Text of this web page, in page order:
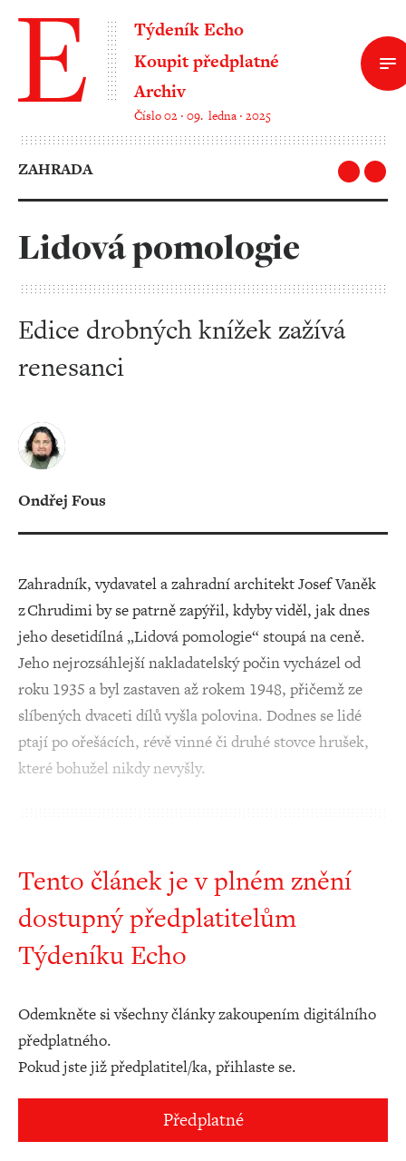
Týdeník Echo
Koupit předplatné
Archiv
Číslo 02 ‧ 09. ledna ‧ 2025
ZAHRADA
Lidová pomologie
Edice drobných knížek zažívá
renesanci
Ondřej Fous
Zahradník, vydavatel a zahradní architekt Josef Vaněk
z Chrudimi by se patrně zapýřil, kdyby viděl, jak dnes
jeho desetidílná „Lidová pomologie“ stoupá na ceně.
Jeho nejrozsáhlejší nakladatelský počin vycházel od
roku 1935 a byl zastaven až rokem 1948, přičemž ze
slíbených dvaceti dílů vyšla polovina. Dodnes se lidé
ptají po ořešácích, révě vinné či druhé stovce hrušek,
které bohužel nikdy nevyšly.
Tento článek je v plném znění
dostupný předplatitelům
Týdeníku Echo
Odemkněte si všechny články zakoupením digitálního
předplatného.
Pokud jste již předplatitel/ka, přihlaste se.
Předplatné